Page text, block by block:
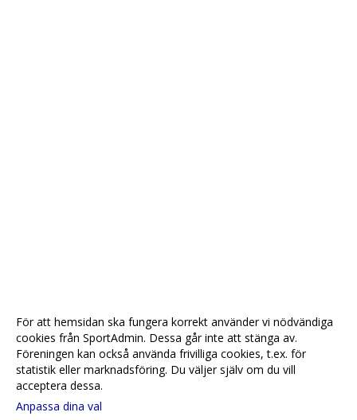
För att hemsidan ska fungera korrekt använder vi nödvändiga
cookies från SportAdmin. Dessa går inte att stänga av.
Föreningen kan också använda frivilliga cookies, t.ex. för
statistik eller marknadsföring. Du väljer själv om du vill
acceptera dessa.
Anpassa dina val